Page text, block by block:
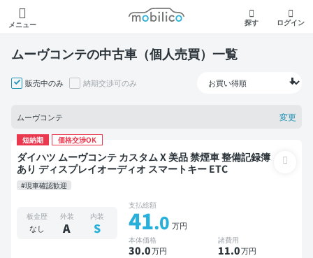
メニュー
モビリコ
探す ログイン
ムーヴコンテの中古車（個人売買）一覧
販売中のみ 納期交渉可のみ
ムーヴコンテ 変更
短納期 価格交渉OK
ダイハツ ムーヴコンテ カスタム X 美品 禁煙車 整備記録簿
あり ディスプレイオーディオ スマートキー ETC
#現車確認歓迎
板金歴
なし
外装
A
内装
S
支払総額
41.0 万円
本体価格
30.0万円
諸費用
11.0万円